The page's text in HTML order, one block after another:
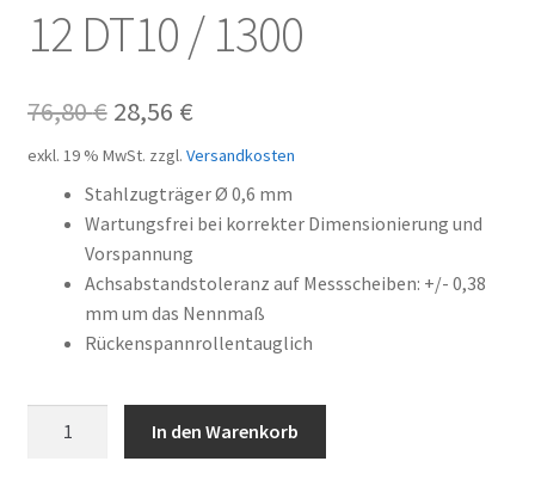
Warenkorb
Wiederruf
Zahlungsarten
12 DT10 / 1300
76,80€ Ursprünglicher
Preis
war:
76,80 €
28,56 €Aktueller
Preis
ist:
28,56 €.
exkl. 19 % MwSt. zzgl. Versandkosten
Stahlzugträger Ø 0,6 mm
Wartungsfrei bei korrekter Dimensionierung und
Vorspannung
Achsabstandstoleranz auf Messscheiben: +/- 0,38
mm um das Nennmaß
Rückenspannrollentauglich
In den Warenkorb